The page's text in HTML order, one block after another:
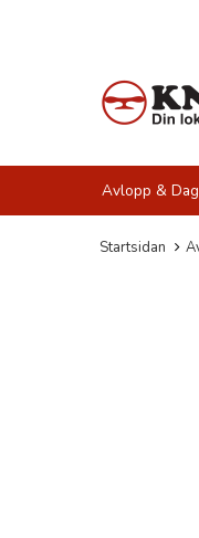
Avlopp &
Startsidan